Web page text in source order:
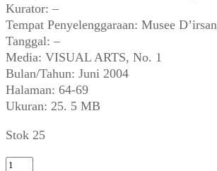
Kurator: –
Tempat Penyelenggaraan: Musee D’irsan
Tanggal: –
Media: VISUAL ARTS, No. 1
Bulan/Tahun: Juni 2004
Halaman: 64-69
Ukuran: 25. 5 MB
Stok 25
Kuantitas